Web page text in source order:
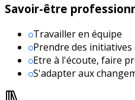
Savoir-être
Travailler en équipe
Prendre des
Etre à l'écoute, faire
S'adapter aux